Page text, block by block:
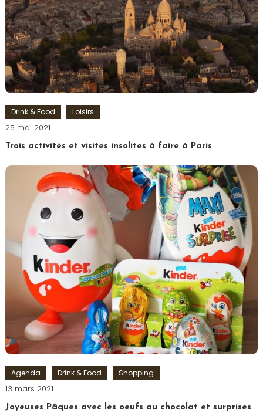
Marvelous
Drink & Food Loisirs
25 mai 2021
Romain-
Paris
Trois activités et visites insolites à faire à Paris
Tagged
Hélicoptère,
insolite
,
Réalité
Virtuelle,
Saint
Germain
Visite
Paris
Agenda Drink & Food Shopping
13 mars 2021
Romain-
Joyeuses Pâques avec les oeufs au chocolat et surprises